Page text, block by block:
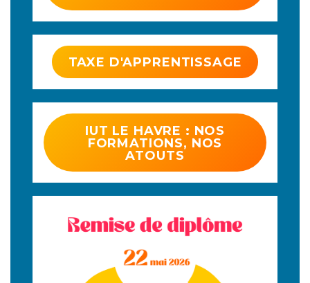
TAXE D'APPRENTISSAGE
IUT LE HAVRE : NOS
FORMATIONS, NOS
ATOUTS